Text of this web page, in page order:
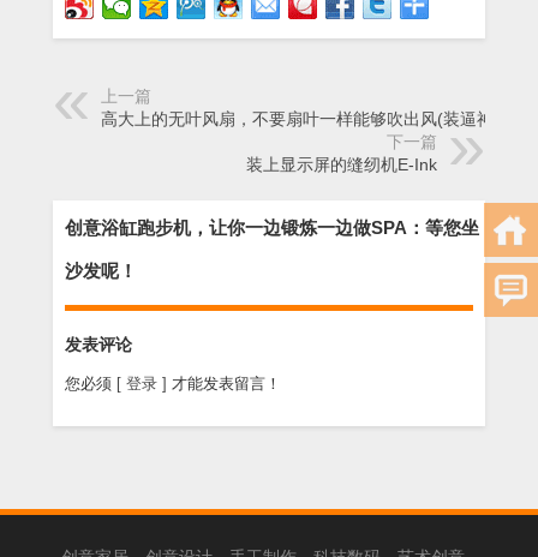
上一篇
高大上的无叶风扇，不要扇叶一样能够吹出风(装逼神器)
下一篇
装上显示屏的缝纫机E-Ink
创意浴缸跑步机，让你一边锻炼一边做SPA：等您坐
沙发呢！
发表评论
您必须 [ 登录 ] 才能发表留言！